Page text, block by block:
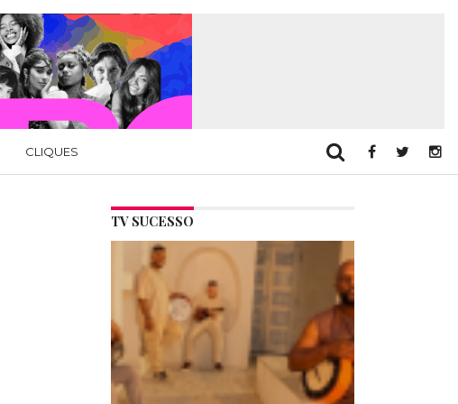
CLIQUES
TV SUCESSO